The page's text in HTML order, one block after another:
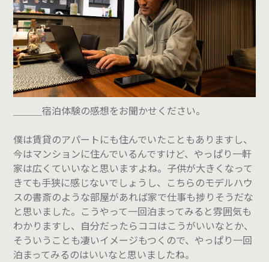
＿＿＿宿泊体験の感想をお聞かせください。
僕は賃貸のアパートにも住んでいたこともありますし、
今はマンションに住んでいるんですけど、やっぱり一軒
家は広くていいなと思いますよね。子供が大きくなって
きても手狭に感じないでしょうし、こちらのモデルハウ
スの書斎のような部屋があれば家で仕事も捗りそうだな
と思いました。こうやって一回泊まってみると雰囲気も
わかりますし、自分だったらココはこうがいいなとか、
そういうことも凄いイメージもつくので、やっぱり一回
泊まってみるのはいいなと思いましたね。